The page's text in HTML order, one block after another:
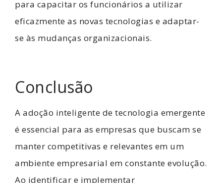
para capacitar os funcionários a utilizar
eficazmente as novas tecnologias e adaptar-
se às mudanças organizacionais.
Conclusão
A adoção inteligente de tecnologia emergente
é essencial para as empresas que buscam se
manter competitivas e relevantes em um
ambiente empresarial em constante evolução.
Ao identificar e implementar